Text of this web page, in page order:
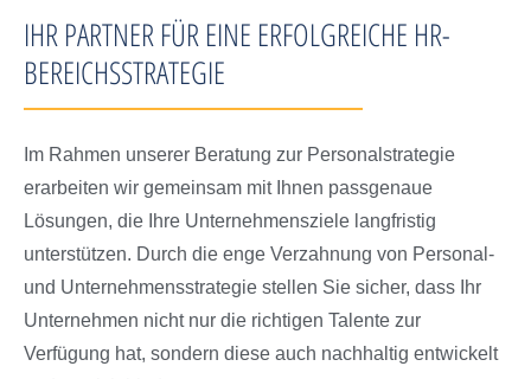
IHR PARTNER FÜR EINE ERFOLGREICHE HR-
BEREICHSSTRATEGIE
Im Rahmen unserer Beratung zur Personalstrategie
erarbeiten wir gemeinsam mit Ihnen passgenaue
Lösungen, die Ihre Unternehmensziele langfristig
unterstützen. Durch die enge Verzahnung von Personal-
und Unternehmensstrategie stellen Sie sicher, dass Ihr
Unternehmen nicht nur die richtigen Talente zur
Verfügung hat, sondern diese auch nachhaltig entwickelt